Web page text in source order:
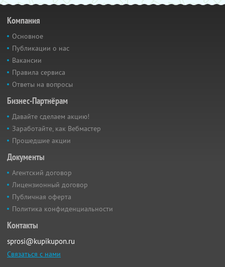
Компания
Основное
Публикации о нас
Вакансии
Правила сервиса
Ответы на вопросы
Бизнес-Партнёрам
Давайте сделаем акцию!
Заработайте, как Вебмастер
Прошедшие акции
Документы
Агентский договор
Лицензионный договор
Публичная оферта
Политика конфиденциальности
Контакты
sprosi@kupikupon.ru
Связаться с нами